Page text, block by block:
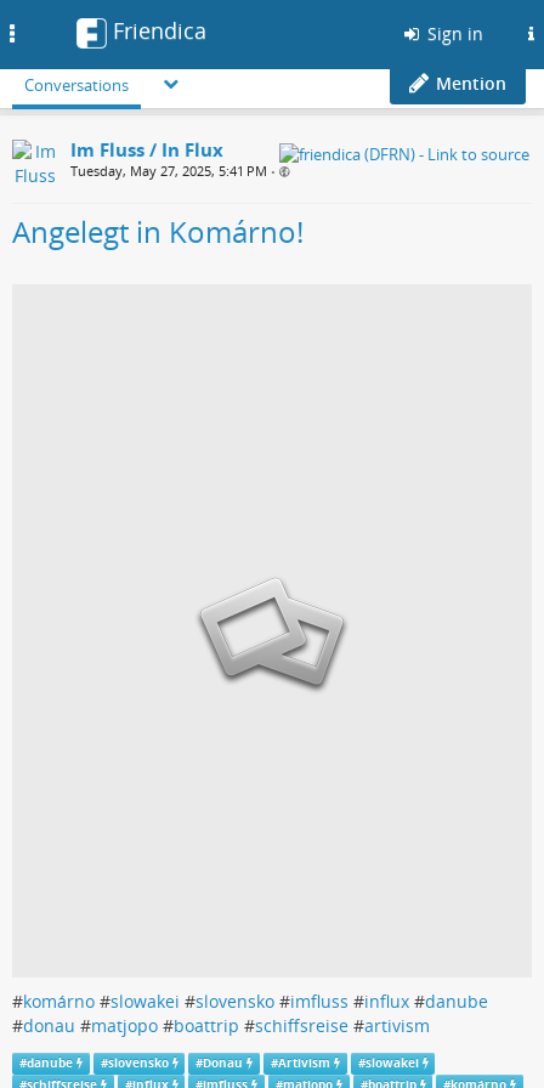
Friendica Sign in
Conversations Mention
Im Fluss / In Flux
Tuesday, May 27, 2025, 5:41 PM •
Angelegt in Komárno!
#komárno #slowakei #slovensko #imfluss #influx #danube
#donau #matjopo #boattrip #schiffsreise #artivism
#danube #slovensko #Donau #Artivism #slowakei
#schiffsreise #influx #imfluss #matjopo #boattrip #komárno